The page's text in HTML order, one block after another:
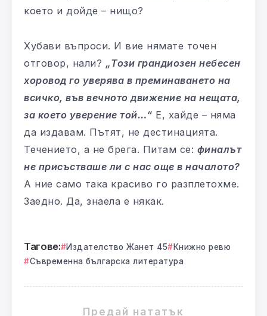
което и дойде – нищо?
Хубави въпроси. И вие нямате точен
отговор, нали? „Този грандиозен небесен
хоровод го уверява в преминаването на
всичко, във вечното движение на нещата,
за което уверение той…“ Е, хайде – няма
да издавам. Пътят, не дестинацията.
Течението, а не брега. Питам се: финалът
не присъстваше ли с нас още в началото?
А ние само така красиво го разплетохме.
Заедно. Да, знаела е някак.
Тагове: Издателство Жанет 45
Книжно ревю
Съвременна българска литература
Предай нататък